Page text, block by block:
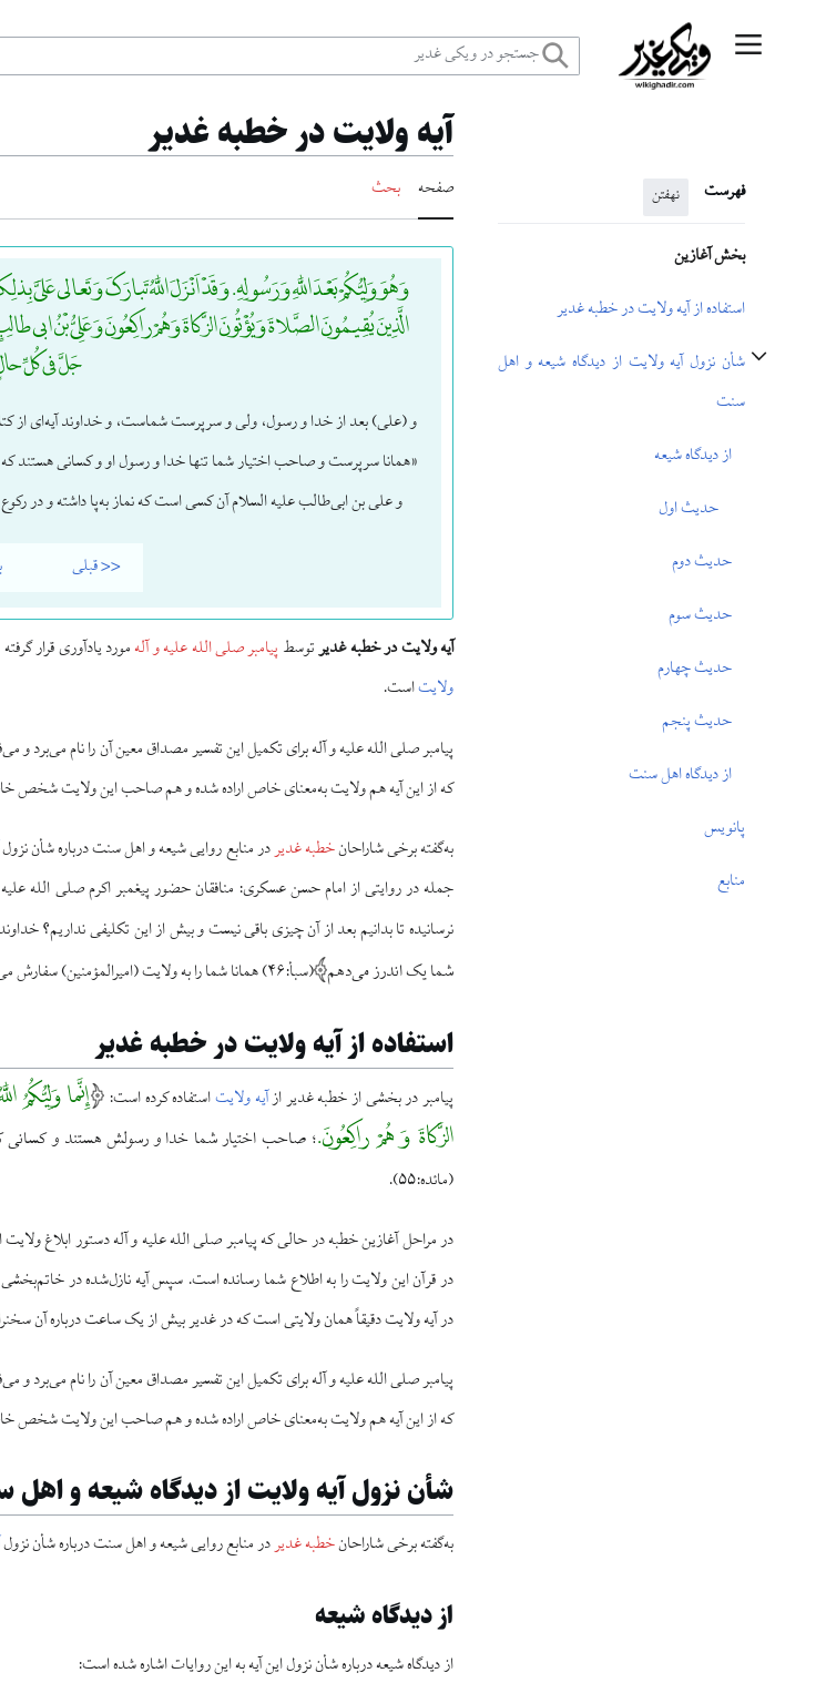
منوی اصلی
فهرست نهفتن
بخش آغازین
استفاده از آیه ولایت در خطبه غدیر
شأن نزول آیه ولایت از دیدگاه شیعه و اهل
سنت
تغییر وضعیت زیربخش‌های شأن نزول آیه ولایت از دیدگاه شیعه و اهل سنت
از دیدگاه شیعه
حدیث اول
حدیث دوم
حدیث سوم
حدیث چهارم
حدیث پنجم
از دیدگاه اهل سنت
پانویس
منابع
آیه ولایت در خطبه غدیر
صفحه بحث
وَ هُوَ وَلِیُّکُمْ بَعْدَ اللَّهِ وَ رَسُولِهِ. وَ قَدْ اَنْزَلَ اللَّهُ تَبارَکَ وَ تَعالی عَلَیَّ
الَّذِینَ یُقِیمُونَ الصَّلاةَ وَ یُؤْتُونَ الزَّکاةَ وَ هُمْ راکِعُونَ وَ عَلِیُّ بْنُ ابی
جَلَّ فی کُلِّ
و (علی) بعد از خدا و رسول، ولی و سرپرست شماست، و خداوند آیه‌ای از
«همانا سرپرست و صاحب اختیار شما تنها خدا و رسول او و کسانی هستند که
و علی بن ابی‌طالب علیه السلام آن کسی است که نماز به‌پا داشته و در
<< قبلی
آیه ولایت در خطبه غدیرتوسطپیامبر صلی الله علیه و آلهمورد یادآوری قرار
ولایتاست.
پیامبر صلی الله علیه و آله برای تکمیل این تفسیر مصداق معین آن را نام می‌برد
که از این آیه هم ولایت به‌معنای خاص اراده شده و هم صاحب این ولایت
به‌گفته برخی شاراحانخطبه غدیردر منابع روایی شیعه و اهل سنت درباره شأن
جمله در روایتی از امام حسن عسکری: منافقان حضور پیغمبر اکرم صلی الله
نرسانیده تا بدانیم بعد از آن چیزی باقی نیست و بیش از این تکلیفی نداریم؟
شما یک اندرز می‌دهم (سبأ:۴۶) همانا شما را به ولایت (امیرالمؤمنین) سفارش می‌کنم؛ سپس آیه ولایت نازل شد.
استفاده از آیه ولایت در خطبه غدیر
پیامبر در بخشی از خطبه غدیر ازآیه ولایتاستفاده کرده است:
إِنَّما وَلِیُّکُمُ
الزَّکاةَ وَ هُمْ راکِعُونَ.؛صاحب اختیار شما خدا و رسولش هستند و کسانی که
(مائده:۵۵).
در مراحل آغازین خطبه در حالی که پیامبر صلی الله علیه و آله دستور ابلاغ ولایت
در قرآن این ولایت را به اطلاع شما رسانده است. سپس آیه نازل‌شده در خاتم‌بخشی
در آیه ولایت دقیقاً همان ولایتی است که در غدیر بیش از یک ساعت درباره آن
پیامبر صلی الله علیه و آله برای تکمیل این تفسیر مصداق معین آن را نام می‌برد
که از این آیه هم ولایت به‌معنای خاص اراده شده و هم صاحب این ولایت
شأن نزول آیه ولایت از دیدگاه شیعه و
به‌گفته برخی شاراحانخطبه غدیردر منابع روایی شیعه و اهل سنت درباره شأن نزول
از دیدگاه شیعه
از دیدگاه شیعه درباره شأن نزول این آیه به این روایات اشاره شده است: